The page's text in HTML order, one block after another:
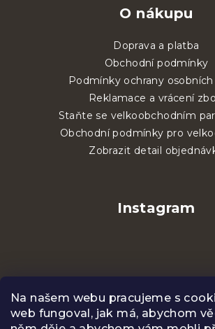
Na našem webu pracujeme s
web fungoval, jak má, abychom
O nákupu
Doprava a platba
Obchodní podmínky
Podmínky ochrany
Reklamace a vrácení
Staňte se velkoobchodním
Obchodní podmínky pro
Zobrazit detail
Instagram